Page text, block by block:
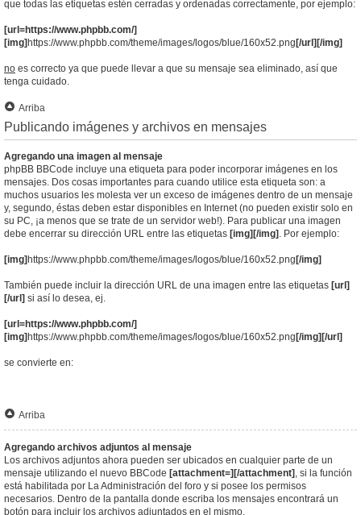
que todas las etiquetas estén cerradas y ordenadas correctamente, por ejemplo:
[url=https://www.phpbb.com/]
[img] https://www.phpbb.com/theme/images/logos/blue/160x52.png [/url][/img]
no es correcto ya que puede llevar a que su mensaje sea eliminado, así que
tenga cuidado.
Arriba
Publicando imágenes y archivos en mensajes
Agregando una imagen al mensaje
phpBB BBCode incluye una etiqueta para poder incorporar imágenes en los
mensajes. Dos cosas importantes para cuando utilice esta etiqueta son: a
muchos usuarios les molesta ver un exceso de imágenes dentro de un mensaje
y, segundo, éstas deben estar disponibles en Internet (no pueden existir solo en
su PC, ¡a menos que se trate de un servidor web!). Para publicar una imagen
debe encerrar su dirección URL entre las etiquetas [img][/img] . Por ejemplo:
[img] https://www.phpbb.com/theme/images/logos/blue/160x52.png [/img]
También puede incluir la dirección URL de una imagen entre las etiquetas [url]
[/url] si así lo desea, ej.
[url=https://www.phpbb.com/]
[img] https://www.phpbb.com/theme/images/logos/blue/160x52.png [/img][/url]
se convierte en:
Arriba
Agregando archivos adjuntos al mensaje
Los archivos adjuntos ahora pueden ser ubicados en cualquier parte de un
mensaje utilizando el nuevo BBCode [attachment=][/attachment] , si la función
está habilitada por La Administración del foro y si posee los permisos
necesarios. Dentro de la pantalla donde escriba los mensajes encontrará un
botón para incluir los archivos adjuntados en el mismo.